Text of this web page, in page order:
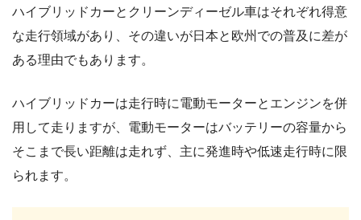
ハイブリッドカーとクリーンディーゼル車はそれぞれ得意
な走行領域があり、その違いが日本と欧州での普及に差が
ある理由でもあります。
ハイブリッドカーは走行時に電動モーターとエンジンを併
用して走りますが、電動モーターはバッテリーの容量から
そこまで長い距離は走れず、主に発進時や低速走行時に限
られます。